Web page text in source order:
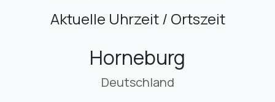
Aktuelle Uhrzeit / Ortszeit
Horneburg
Deutschland